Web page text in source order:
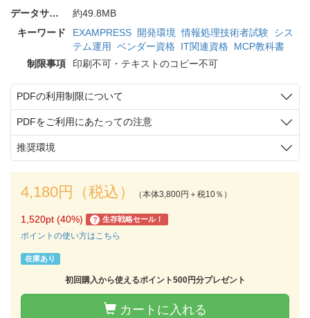
データサイズ
約49.8MB
キーワード
EXAMPRESS 開発環境 情報処理技術者試験 シス
テム運用
ベンダー資格 IT関連資格 MCP教科書
制限事項
印刷不可・テキストのコピー不可
PDFの利用制限について
PDFをご利用にあたっての注意
推奨環境
4,180円（税込） （本体3,800円＋税10％）
1,520pt (40%) ? 生存戦略セール！
ポイントの使い方はこちら
在庫あり
初回購入から使えるポイント500円分プレゼント
カートに入れる